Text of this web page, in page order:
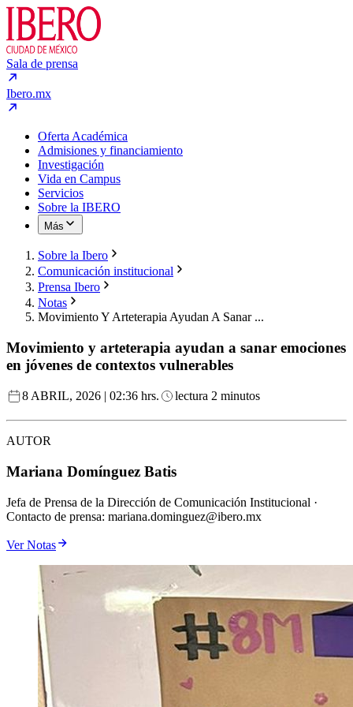
Sala de prensa
Ibero.mx
Oferta Académica
Admisiones y financiamiento
Investigación
Vida en Campus
Servicios
Sobre la IBERO
Más
Sobre la Ibero
Comunicación institucional
Prensa Ibero
Notas
Movimiento Y Arteterapia Ayudan A Sanar ...
Movimiento y arteterapia ayudan a sanar emociones
en jóvenes de contextos vulnerables
8 ABRIL, 2026 | 02:36 hrs. lectura 2 minutos
AUTOR
Mariana Domínguez Batis
Jefa de Prensa de la Dirección de Comunicación Institucional ·
Contacto de prensa: mariana.dominguez@ibero.mx
Ver Notas